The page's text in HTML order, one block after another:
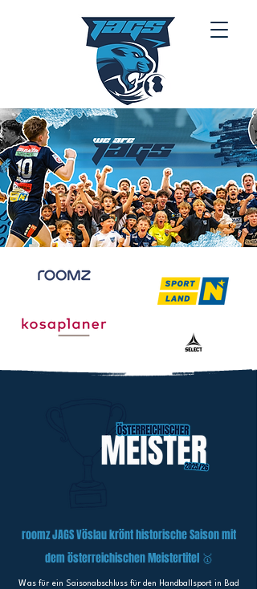
roomz JAGS Vöslau krönt historische Saison mit
dem österreichischen Meistertitel 🥇
Wa s für ein Saisonabschluss für den Handballsport in Bad